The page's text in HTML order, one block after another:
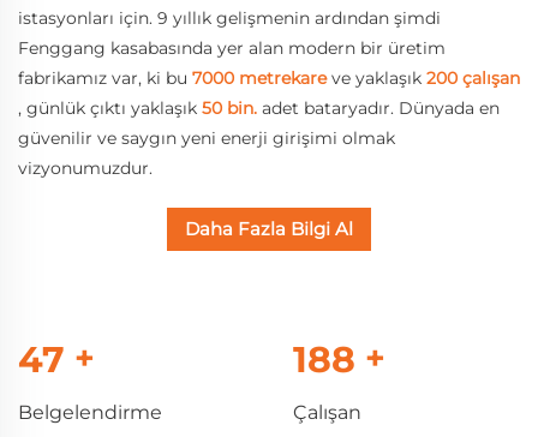
istasyonları için. 9 yıllık gelişmenin ardından şimdi
Fenggang kasabasında yer alan modern bir üretim
fabrikamız var, ki bu 7000 metrekareve yaklaşık 200 çalışan
, günlük çıktı yaklaşık 50 bin. adet bataryadır. Dünyada en
güvenilir ve saygın yeni enerji girişimi olmak
vizyonumuzdur.
Daha Fazla Bilgi Al
50 +
Belgelendirme
200 +
Çalışan